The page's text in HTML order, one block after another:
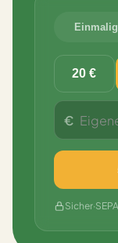
Einmalig
20 €
€
Sicher·